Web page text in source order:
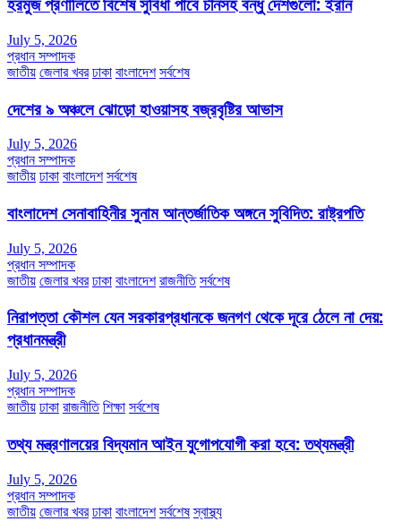
July 5, 2026
প্রধান সম্পাদক
জাতীয় জেলার খবর ঢাকা বাংলাদেশ সর্বশেষ
দেশের ৯ অঞ্চলে ঝোড়ো হাওয়াসহ বজ্রবৃষ্টির আভাস
July 5, 2026
প্রধান সম্পাদক
জাতীয় ঢাকা বাংলাদেশ সর্বশেষ
বাংলাদেশ সেনাবাহিনীর সুনাম আন্তর্জাতিক অঙ্গনে সুবিদিত: রাষ্ট্রপতি
July 5, 2026
প্রধান সম্পাদক
জাতীয় জেলার খবর ঢাকা বাংলাদেশ রাজনীতি সর্বশেষ
নিরাপত্তা কৌশল যেন সরকারপ্রধানকে জনগণ থেকে দূরে ঠেলে না দেয়:
প্রধানমন্ত্রী
July 5, 2026
প্রধান সম্পাদক
জাতীয় ঢাকা রাজনীতি শিক্ষা সর্বশেষ
তথ্য মন্ত্রণালয়ের বিদ্যমান আইন যুগোপযোগী করা হবে: তথ্যমন্ত্রী
July 5, 2026
প্রধান সম্পাদক
জাতীয় জেলার খবর ঢাকা বাংলাদেশ সর্বশেষ স্বাস্থ্য